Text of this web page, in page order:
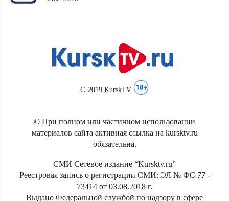
© 2019 KurskTV
© При полном или частичном использовании
материалов сайта активная ссылка на kursktv.ru
обязательна.
СМИ Сетевое издание “Kursktv.ru”
Реестровая запись о регистрации СМИ: ЭЛ № ФС 77 -
73414 от 03.08.2018 г.
Выдано Федеральной службой по надзору в сфере